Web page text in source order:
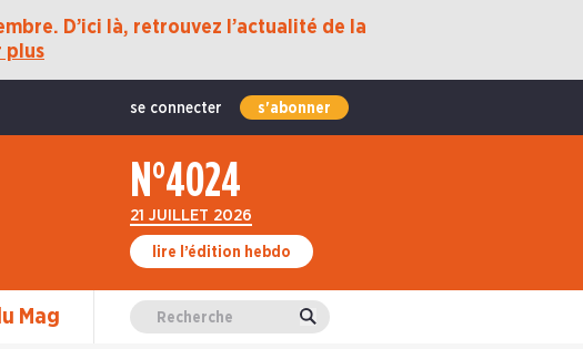
D’ici là, retrouvez l’actualité de la
plus
se connecter s'abonner
N°4024
21 JUILLET 2026
lire l’édition hebdo
Mag Valider